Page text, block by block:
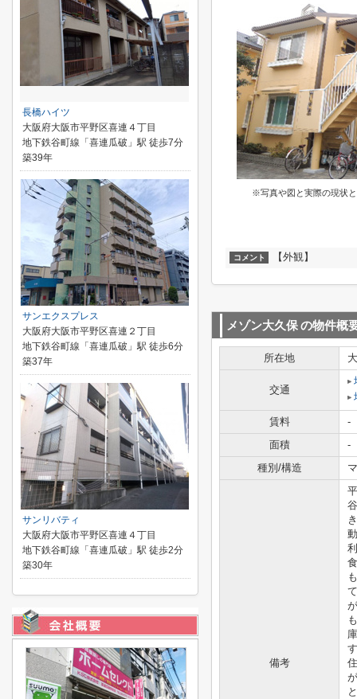
※写真や図と実際の現状
コメント 【外観】
メゾン大久保の物件概
所在地
交通
賃料
-
面積
-
種別/構造
備考
長橋ハイツ
大阪府大阪市平野区喜連４丁目
地下鉄谷町線「喜連瓜破」駅 徒歩7分
築39年
サンエクスプレス
大阪府大阪市平野区喜連２丁目
地下鉄谷町線「喜連瓜破」駅 徒歩6分
築37年
サンリバティ
大阪府大阪市平野区喜連４丁目
地下鉄谷町線「喜連瓜破」駅 徒歩2分
築30年